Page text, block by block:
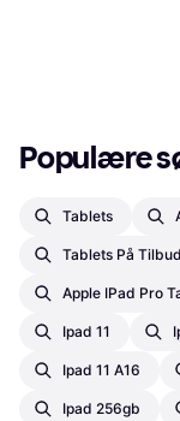
Populære
Tablets
Tablets På Tilbud
Apple IPad Pro
Ipad 11
Ipad 11 A16
Ipad 256gb